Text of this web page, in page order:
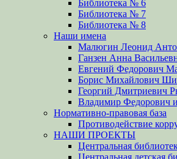
Библиотека № 6
Библиотека № 7
Библиотека № 8
Наши имена
Малюгин Леонид
Ганзен Анна
Евгений Федорович
Борис Михайлович
Георгий Дмитриевич
Владимир Федорович
Нормативно-правовая база
Противодействие
НАШИ ПРОЕКТЫ
Центральная
Центральная детская